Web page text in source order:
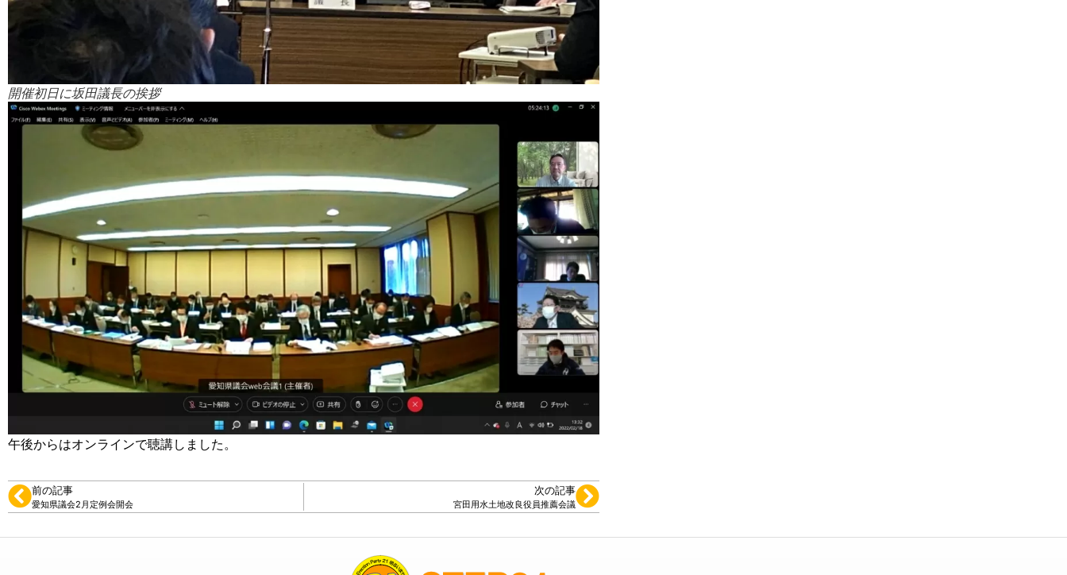
開催初日に坂田議長の挨拶
午後からはオンラインで聴講しました。
前の記事
愛知県議会2月定例会開会
次の記事
宮田用水土地改良役員推薦会議